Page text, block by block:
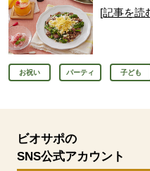
[記事を読
お祝い パーティ 子ども
ビオサポの
SNS公式アカウント